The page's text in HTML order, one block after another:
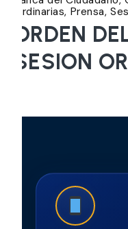
Ordinarias Prensa
ORDEN
SESION